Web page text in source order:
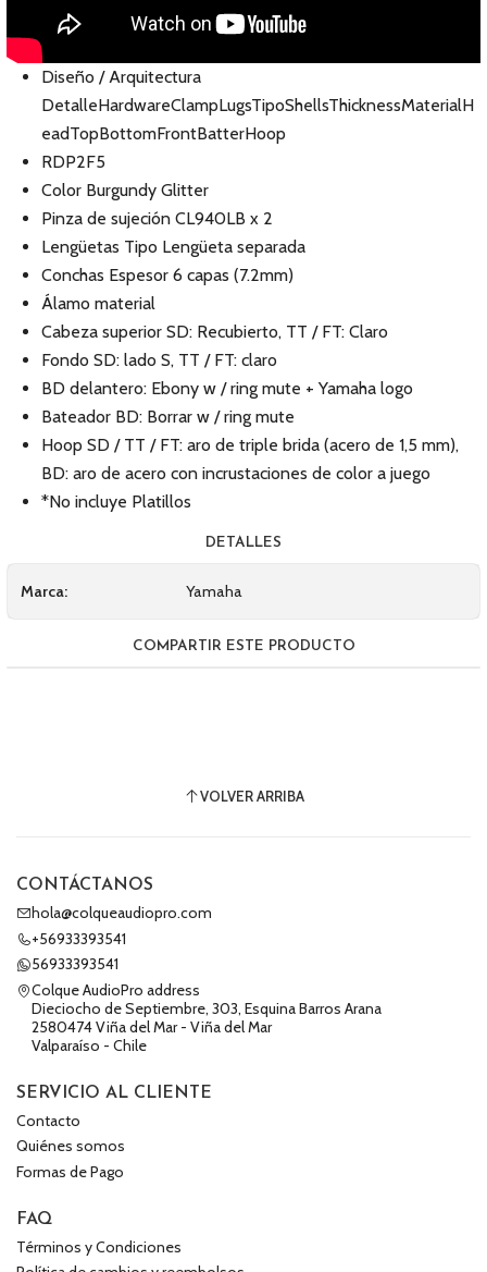
Diseño / Arquitectura
DetalleHardwareClampLugsTipoShellsThicknessMaterialH
eadTopBottomFrontBatterHoop
RDP2F5
Color Burgundy Glitter
Pinza de sujeción CL940LB x 2
Lengüetas Tipo Lengüeta separada
Conchas Espesor 6 capas (7.2mm)
Álamo material
Cabeza superior SD: Recubierto, TT / FT: Claro
Fondo SD: lado S, TT / FT: claro
BD delantero: Ebony w / ring mute + Yamaha logo
Bateador BD: Borrar w / ring mute
Hoop SD / TT / FT: aro de triple brida (acero de 1,5 mm),
BD: aro de acero con incrustaciones de color a juego
*No incluye Platillos
DETALLES
Marca: Yamaha
COMPARTIR ESTE PRODUCTO
VOLVER ARRIBA
CONTÁCTANOS
hola@colqueaudiopro.com
+56933393541
56933393541
Colque AudioPro address
Dieciocho de Septiembre, 303, Esquina Barros Arana
2580474 Viña del Mar - Viña del Mar
Valparaíso - Chile
SERVICIO AL CLIENTE
Contacto
Quiénes somos
Formas de Pago
FAQ
Términos y Condiciones